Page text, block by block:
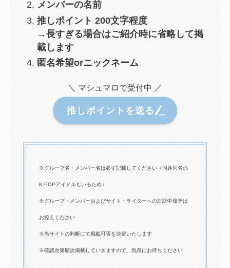
メンバーの名前
推しポイント 200文字程度
→長すぎる場合はご紹介時に省略して掲
載します
匿名希望orニックネーム
＼ マシュマロで受付中 ／
推しポイントを送る
※グループ名・メンバー名は必ず記載してください（同姓同名の
K-POPアイドルもいるため）
※グループ・メンバーおよびサイト・ライターへの誹謗中傷等は
お控えください
※当サイトの判断にて掲載可否を決定いたします
※確認次第順次掲載していきますので、気長にお待ちください